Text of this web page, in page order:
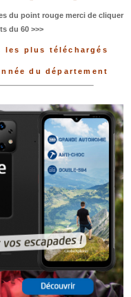
du point rouge merci de cliquer
du 60 >>>
les plus téléchargés
du département